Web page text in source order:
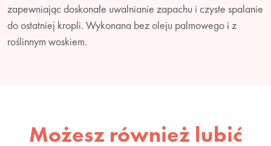
zapewniając doskonałe uwalnianie zapachu i czyste spalanie
do ostatniej kropli. Wykonana bez oleju palmowego i z
roślinnym woskiem.
Możesz również lubić